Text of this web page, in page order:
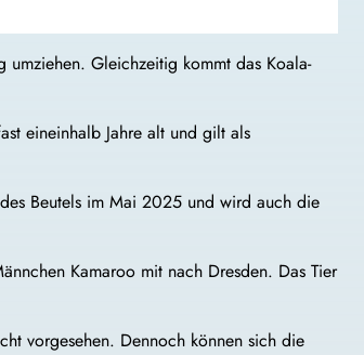
Gleichzeitig kommt das Koala-
eineinhalb Jahre alt und gilt als
Beutels im Mai 2025 und wird auch die
Kamaroo mit nach Dresden. Das Tier
vorgesehen. Dennoch können sich die